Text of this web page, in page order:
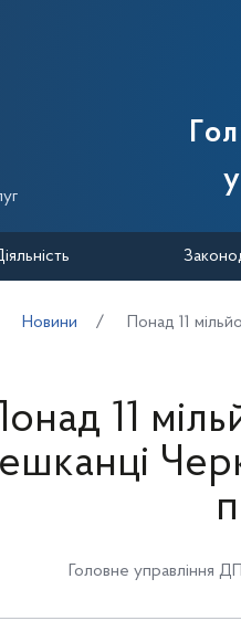
Державної
Новини Понад 11
11
Головне управління